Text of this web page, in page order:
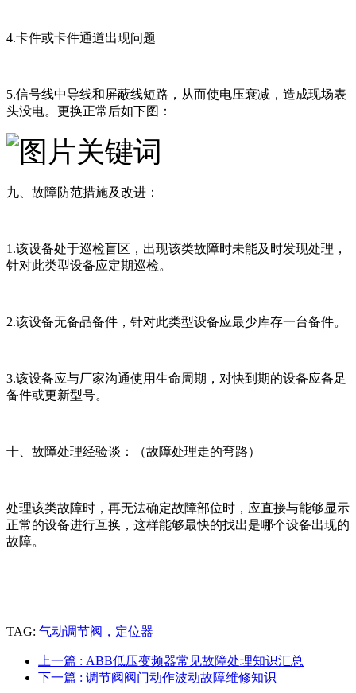
4.卡件或卡件通道出现问题
5.信号线中导线和屏蔽线短路，从而使电压衰减，造成现场表
头没电。更换正常后如下图：
九、故障防范措施及改进：
1.该设备处于巡检盲区，出现该类故障时未能及时发现处理，
针对此类型设备应定期巡检。
2.该设备无备品备件，针对此类型设备应最少库存一台备件。
3.该设备应与厂家沟通使用生命周期，对快到期的设备应备足
备件或更新型号。
十、故障处理经验谈：（故障处理走的弯路）
处理该类故障时，再无法确定故障部位时，应直接与能够显示
正常的设备进行互换，这样能够最快的找出是哪个设备出现的
故障。
TAG: 气动调节阀，定位器
上一篇 : ABB低压变频器常见故障处理知识汇总
下一篇 : 调节阀阀门动作波动故障维修知识